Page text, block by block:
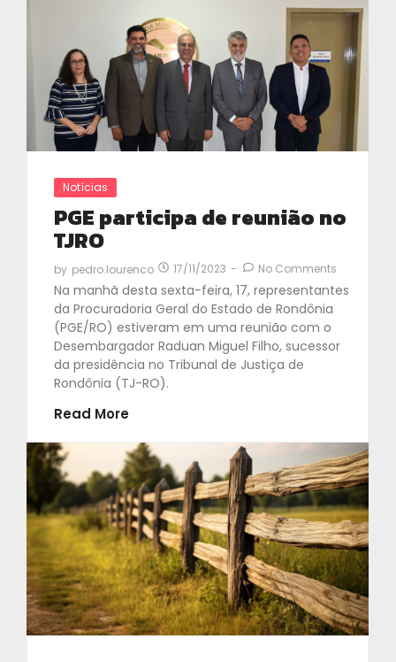
Notícias
PGE participa de reunião no
TJRO
by pedro.lourenco 17/11/2023 - No Comments
Na manhã desta sexta-feira, 17, representantes
da Procuradoria Geral do Estado de Rondônia
(PGE/RO) estiveram em uma reunião com o
Desembargador Raduan Miguel Filho, sucessor
da presidência no Tribunal de Justiça de
Rondônia (TJ-RO).
Read More